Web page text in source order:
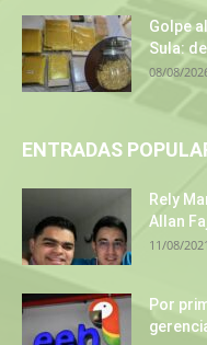
Golpe
Sula:
08/08/
ENTRADAS
Rely
Allan
11/08/2021
Por